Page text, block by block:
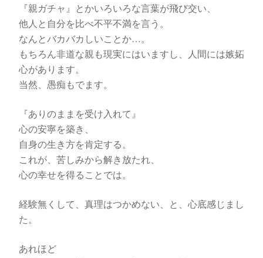
『親ガチャ』とかいろいろな言葉が飛び交い、
他人と自分を比べ不平不満を言う。
なんとバカバカしいことか…。
もちろん非道な親も現実にはいますし、人間には嫉妬
心があります。
当然、愚痴もでます。
『ありのままを受け入れて』
心の安寧を築き、
自身の生き方を肯定する。
これが、苦しみから解き放たれ、
心の幸せを得ることでは。
経験無くして、真理はつかめない、と、心底感じまし
た。
あれほど